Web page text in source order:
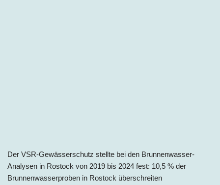
Der VSR-Gewässerschutz stellte bei den Brunnenwasser-
Analysen in Rostock von 2019 bis 2024 fest: 10,5 % der
Brunnenwasserproben in Rostock überschreiten